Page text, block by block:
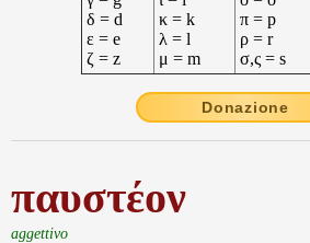
δ = d
ε = e
ζ = z
κ = k
λ = l
μ = m
π = p
ρ = r
σ,ς = s
Donazione
παυστέον
aggettivo